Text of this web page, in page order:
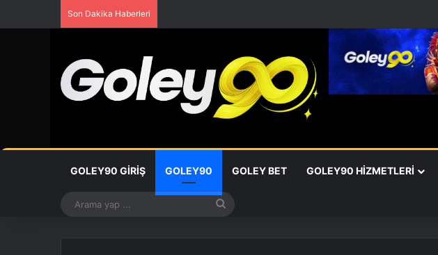
Son Dakika Haberleri
GOLEY90 GIRIŞ GOLEY90 GOLEY BET GOLEY90 HIZMETLERI